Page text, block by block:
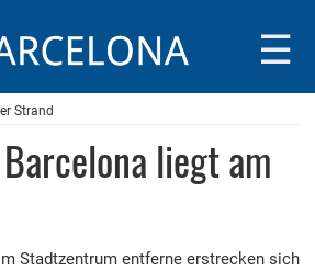
☰
Strand
liegt am
Stadtzentrum entferne erstrecken sich